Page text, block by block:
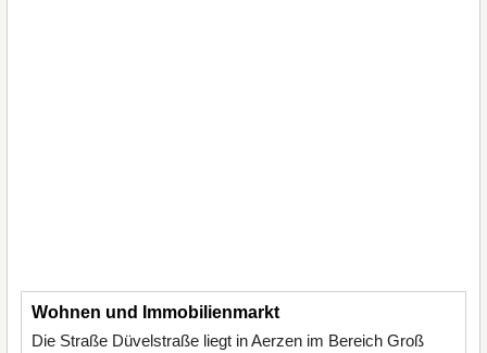
Wohnen und Immobilienmarkt
Die Straße Düvelstraße liegt in Aerzen im Bereich Groß